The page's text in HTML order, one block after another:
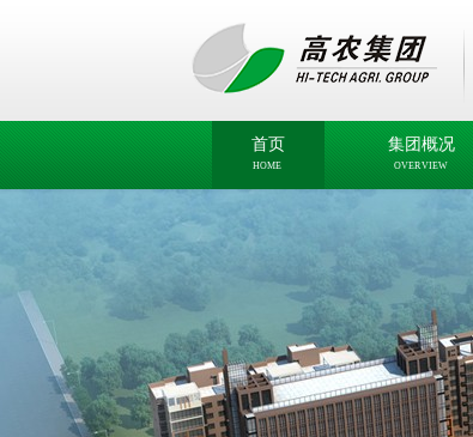
首页
HOME
集团概况
OVERVIEW